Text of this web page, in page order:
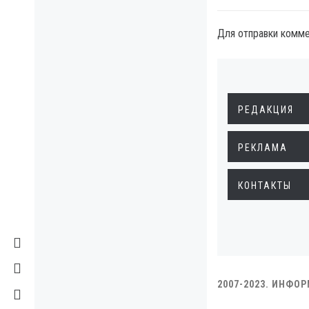
Для отправки
РЕДАКЦИЯ
РЕКЛАМА
КОНТАКТЫ
2007-2023.